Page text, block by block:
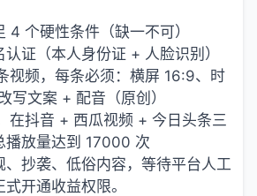
4 个硬性条件（缺一不可）
证（本人身份证 + 人脸识别）
视频，每条必须：横屏 16:9、时
写文案 + 配音（原创）
在抖音 + 西瓜视频 + 今日头条三
播放量达到 17000 次
、抄袭、低俗内容，等待平台人工
开通收益权限。